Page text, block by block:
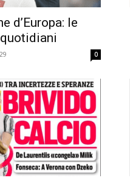
d’Europa: le
0